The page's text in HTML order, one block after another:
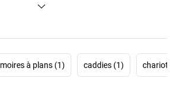
différentes versions – du
à plans (1)
caddies (1)